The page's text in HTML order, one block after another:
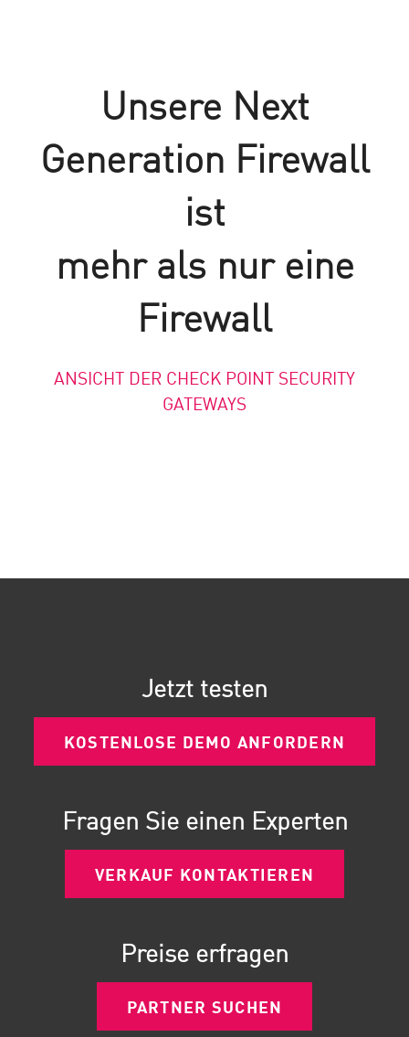
Unsere Next
Generation Firewall
ist
mehr als nur eine
Firewall
ANSICHT DER CHECK POINT SECURITY
GATEWAYS
Jetzt testen
KOSTENLOSE DEMO ANFORDERN
Fragen Sie einen Experten
VERKAUF KONTAKTIEREN
Preise erfragen
PARTNER SUCHEN